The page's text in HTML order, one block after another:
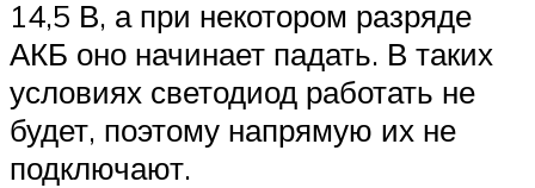
14,5 В, а при некотором разряде
АКБ оно начинает падать. В таких
условиях светодиод работать не
будет, поэтому напрямую их не
подключают.